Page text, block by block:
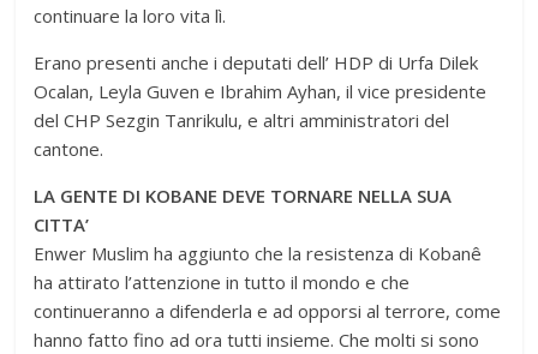
continuare la loro vita lì.
Erano presenti anche i deputati dell’ HDP di Urfa Dilek
Ocalan, Leyla Guven e Ibrahim Ayhan, il vice presidente
del CHP Sezgin Tanrikulu, e altri amministratori del
cantone.
LA GENTE DI KOBANE DEVE TORNARE NELLA SUA
CITTA’
Enwer Muslim ha aggiunto che la resistenza di Kobanê
ha attirato l’attenzione in tutto il mondo e che
continueranno a difenderla e ad opporsi al terrore, come
hanno fatto fino ad ora tutti insieme. Che molti si sono